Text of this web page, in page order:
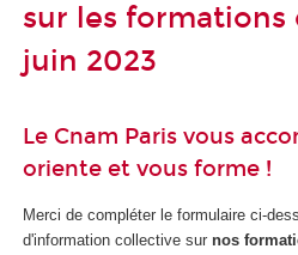
sur les formations
juin 2023
Le Cnam Paris vous
oriente et vous forme !
Merci de compléter le formulaire ci-
d'information collective sur nos